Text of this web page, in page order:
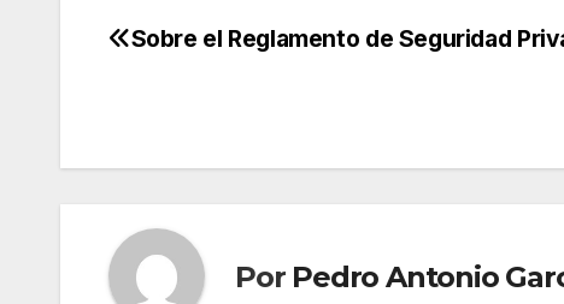
Navegación
Sobre el Reglamento de Seguridad
Por Pedro Antonio